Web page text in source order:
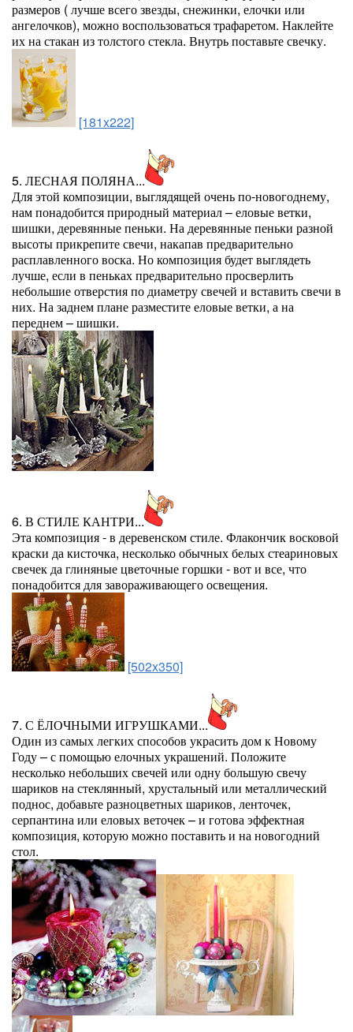
размеров ( лучше всего звезды, снежинки, елочки или
ангелочков), можно воспользоваться трафаретом. Наклейте
их на стакан из толстого стекла. Внутрь поставьте свечку.
[181x222]
5. ЛЕСНАЯ ПОЛЯНА...
Для этой композиции, выглядящей очень по-новогоднему,
нам понадобится природный материал – еловые ветки,
шишки, деревянные пеньки. На деревянные пеньки разной
высоты прикрепите свечи, накапав предварительно
расплавленного воска. Но композиция будет выглядеть
лучше, если в пеньках предварительно просверлить
небольшие отверстия по диаметру свечей и вставить свечи в
них. На заднем плане разместите еловые ветки, а на
переднем – шишки.
6. В СТИЛЕ КАНТРИ...
Эта композиция - в деревенском стиле. Флакончик восковой
краски да кисточка, несколько обычных белых стеариновых
свечек да глиняные цветочные горшки - вот и все, что
понадобится для завораживающего освещения.
[502x350]
7. С ЁЛОЧНЫМИ ИГРУШКАМИ...
Один из самых легких способов украсить дом к Новому
Году – с помощью елочных украшений. Положите
несколько небольших свечей или одну большую свечу
шариков на стеклянный, хрустальный или металлический
поднос, добавьте разноцветных шариков, ленточек,
серпантина или еловых веточек – и готова эффектная
композиция, которую можно поставить и на новогодний
стол.